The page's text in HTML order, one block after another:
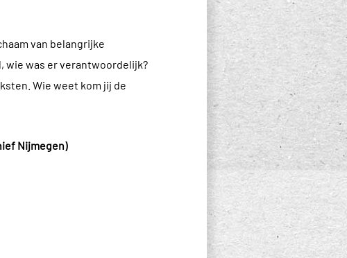
van belangrijke
wie was er verantwoordelijk?
Wie weet kom jij de
Nijmegen)